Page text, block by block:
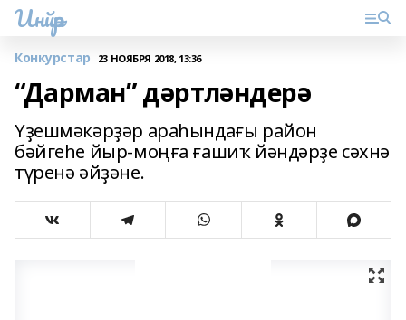
Инйәр
Конкурстар 23 НОЯБРЯ 2018, 13:36
“Дарман” дәртләндерә
Үҙешмәкәрҙәр араһындағы район
бәйгеһе йыр-моңға ғашиҡ йәндәрҙе сәхнә
түренә әйҙәне.